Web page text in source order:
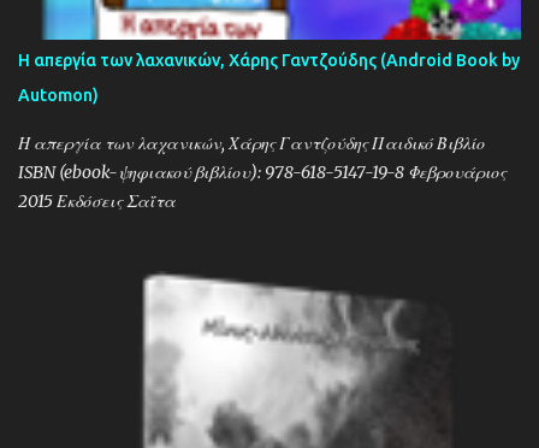
Η απεργία των λαχανικών, Χάρης Γαντζούδης (Android Book by
Automon)
Η απεργία των λαχανικών, Χάρης Γαντζούδης Παιδικό Βιβλίο
ISBN (ebook-ψηφιακού βιβλίου): 978-618-5147-19-8 Φεβρουάριος
2015 Εκδόσεις Σαΐτα